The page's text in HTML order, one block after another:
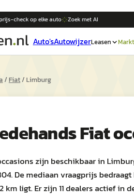
check op elkeauto Zoek met AI
Auto'sAutowijzerLeasen Markt
/Fiat/Limburg
Fiat
zijn beschikbaar in
De mediaan vraagprijs
km ligt. Er zijn 11 dealers actief